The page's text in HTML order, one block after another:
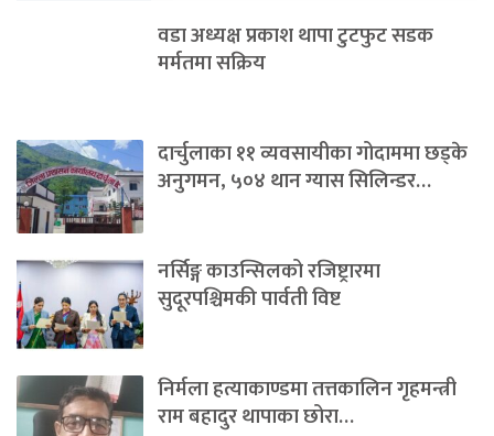
वडा अध्यक्ष प्रकाश थापा टुटफुट सडक
मर्मतमा सक्रिय
दार्चुलाका ११ व्यवसायीका गोदाममा छड्के
अनुगमन, ५०४ थान ग्यास सिलिन्डर…
नर्सिङ्ग काउन्सिलको रजिष्ट्रारमा
सुदूरपश्चिमकी पार्वती विष्ट
निर्मला हत्याकाण्डमा तत्तकालिन गृहमन्त्री
राम बहादुर थापाका छोरा…